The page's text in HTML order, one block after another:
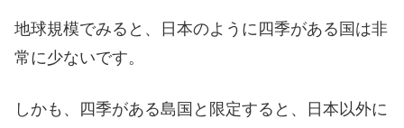
地球規模でみると、日本のように四季がある国は非
常に少ないです。
しかも、四季がある島国と限定すると、日本以外に